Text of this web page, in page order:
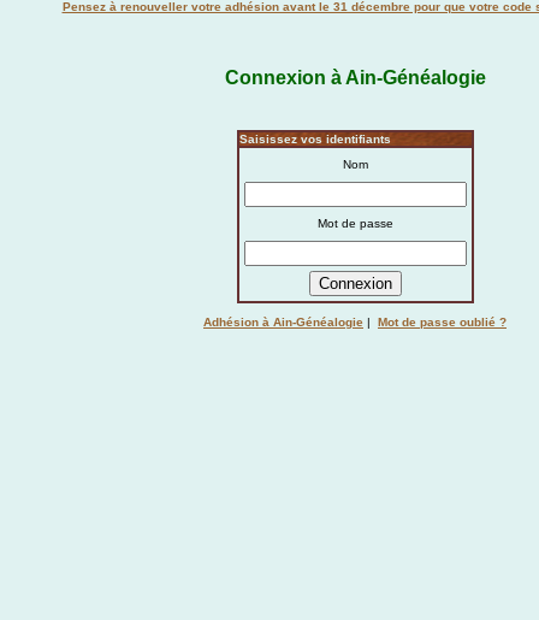
Pensez à renouveller votre adhésion avant le 31 décembre pour que votre code
Connexion à Ain-Généalogie
Saisissez vos identifiants
Nom
Mot de passe
Adhésion à Ain-Généalogie | Mot de passe oublié ?